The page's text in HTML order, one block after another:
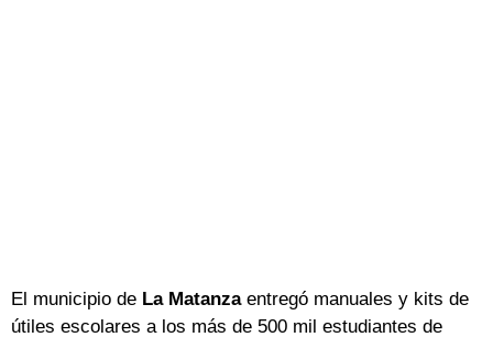
El municipio de La Matanzaentregó manuales y kits de
útiles escolares a los más de 500 mil estudiantes de